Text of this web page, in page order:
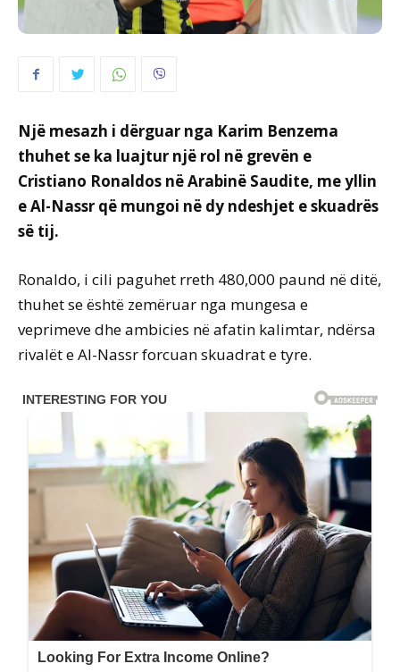
Një mesazh i dërguar nga Karim Benzema
thuhet se ka luajtur një rol në grevën e
Cristiano Ronaldos në Arabinë Saudite, me yllin
e Al-Nassr që mungoi në dy ndeshjet e skuadrës
së tij.
Ronaldo, i cili paguhet rreth 480,000 paund në ditë,
thuhet se është zemëruar nga mungesa e
veprimeve dhe ambicies në afatin kalimtar, ndërsa
rivalët e Al-Nassr forcuan skuadrat e tyre.